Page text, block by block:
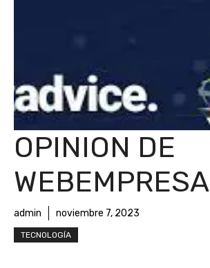
OPINION DE
WEBEMPRESA
admin noviembre 7, 2023
TECNOLOGÍA